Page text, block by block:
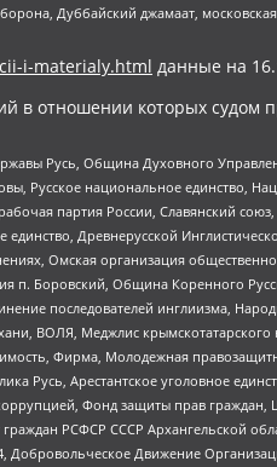
Дуббайский джамаат,
i-materialy.html данные на
отношении которых судом
Русь, Община Духовного
Русское национальное единство,
партия России, Славянский
Древнерусской
Омская организация
п. Боровский, Община Коренного
последователей инглиизма,
ВОЛЯ, Меджлис
Фирма, Молодежная
Русь, Арестантское уголовное
Фонд защиты прав граждан,
РСФСР СССР Архангельской
Движение